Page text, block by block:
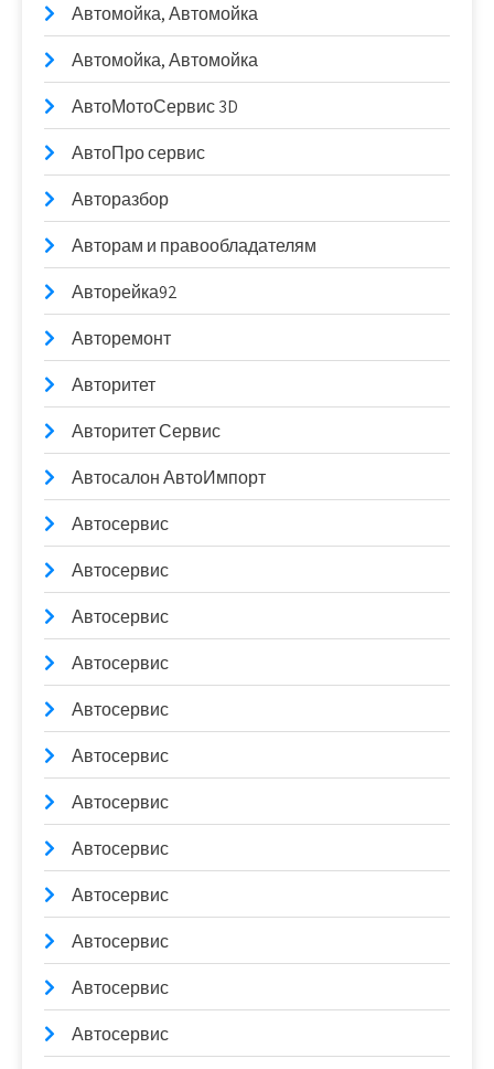
Автомойка, Автомойка
Автомойка, Автомойка
АвтоМотоСервис 3D
АвтоПро сервис
Авторазбор
Авторам и правообладателям
Авторейка92
Авторемонт
Авторитет
Авторитет Сервис
Автосалон АвтоИмпорт
Автосервис
Автосервис
Автосервис
Автосервис
Автосервис
Автосервис
Автосервис
Автосервис
Автосервис
Автосервис
Автосервис
Автосервис